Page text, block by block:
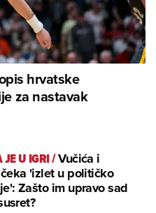
hrvatske
za nastavak
U IGRI/Vučića i
'izlet u političko
Zašto im upravo sad